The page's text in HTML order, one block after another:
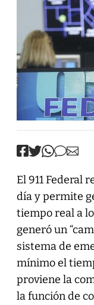
El 911 Federal
día y permite
tiempo real a
generó un
sistema de
mínimo el
proviene la
la función de